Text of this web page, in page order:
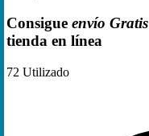
Consigue envío Gratis
tienda en línea
72 Utilizado